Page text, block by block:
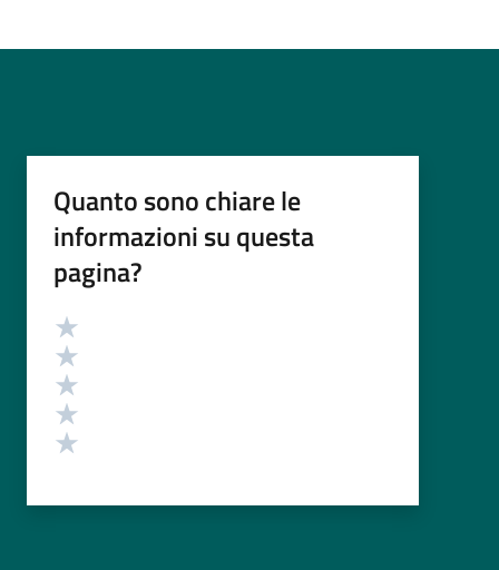
Quanto sono chiare le
informazioni su questa
pagina?
Valutazione